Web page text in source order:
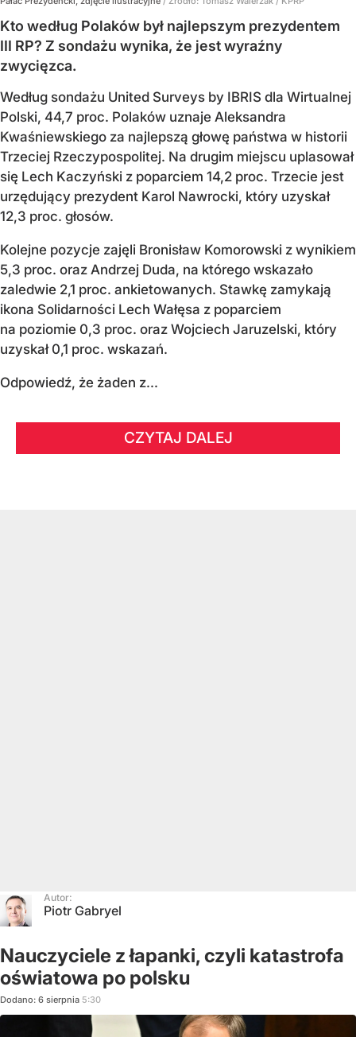
Kto według Polaków był najlepszym prezydentem
III RP? Z sondażu wynika, że jest wyraźny
zwycięzca.
Według sondażu United Surveys by IBRIS dla Wirtualnej
Polski, 44,7 proc. Polaków uznaje Aleksandra
Kwaśniewskiego za najlepszą głowę państwa w historii
Trzeciej Rzeczypospolitej. Na drugim miejscu uplasował
się Lech Kaczyński z poparciem 14,2 proc. Trzecie jest
urzędujący prezydent Karol Nawrocki, który uzyskał
12,3 proc. głosów.
Kolejne pozycje zajęli Bronisław Komorowski z wynikiem
5,3 proc. oraz Andrzej Duda, na którego wskazało
zaledwie 2,1 proc. ankietowanych. Stawkę zamykają
ikona Solidarności Lech Wałęsa z poparciem
na poziomie 0,3 proc. oraz Wojciech Jaruzelski, który
uzyskał 0,1 proc. wskazań.
Odpowiedź, że żaden z...
CZYTAJ DALEJ
Autor:
Piotr Gabryel
Nauczyciele z łapanki, czyli katastrofa
oświatowa po polsku
Dodano: 6 sierpnia 5:30